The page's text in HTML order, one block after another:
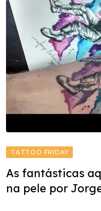
TATTOO FRIDAY
As fantásticas
na pele por